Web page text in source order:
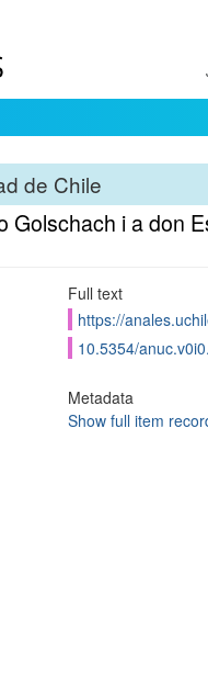
de Chile
Golschach i a don
Full text
https://
10.5354/
Metadata
Show full item